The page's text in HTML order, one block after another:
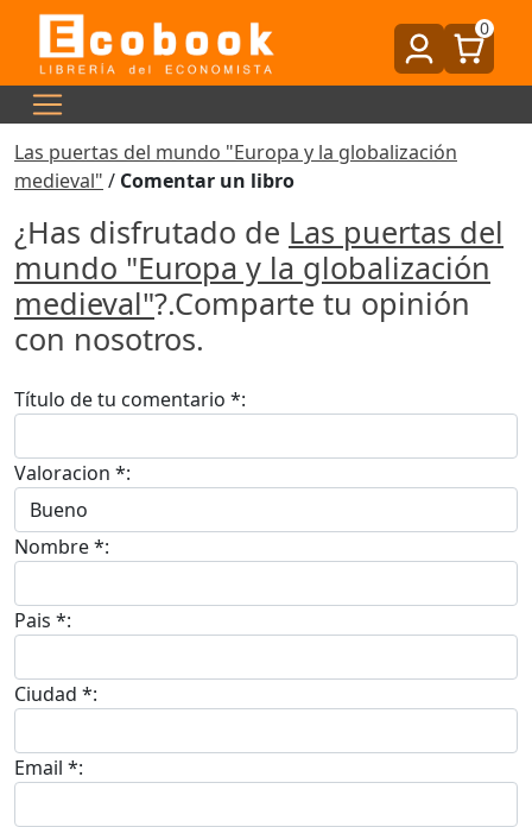
0
Las puertas del mundo "Europa y la globalización
medieval" / Comentar un libro
¿Has disfrutado de Las puertas del
mundo "Europa y la globalización
medieval"?.Comparte tu opinión
con nosotros.
Título de tu comentario *:
Valoracion *:
Nombre *:
Pais *:
Ciudad *:
Email *: